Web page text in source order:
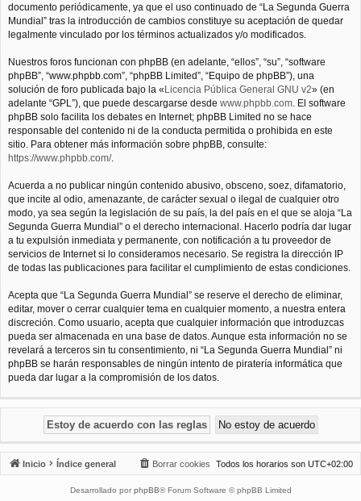
documento periódicamente, ya que el uso continuado de “La Segunda Guerra
Mundial” tras la introducción de cambios constituye su aceptación de quedar
legalmente vinculado por los términos actualizados y/o modificados.
Nuestros foros funcionan con phpBB (en adelante, “ellos”, “su”, “software
phpBB”, “www.phpbb.com”, “phpBB Limited”, “Equipo de phpBB”), una
solución de foro publicada bajo la «Licencia Pública General GNU v2» (en
adelante “GPL”), que puede descargarse desde www.phpbb.com. El software
phpBB solo facilita los debates en Internet; phpBB Limited no se hace
responsable del contenido ni de la conducta permitida o prohibida en este
sitio. Para obtener más información sobre phpBB, consulte:
https://www.phpbb.com/.
Acuerda a no publicar ningún contenido abusivo, obsceno, soez, difamatorio,
que incite al odio, amenazante, de carácter sexual o ilegal de cualquier otro
modo, ya sea según la legislación de su país, la del país en el que se aloja “La
Segunda Guerra Mundial” o el derecho internacional. Hacerlo podría dar lugar
a tu expulsión inmediata y permanente, con notificación a tu proveedor de
servicios de Internet si lo consideramos necesario. Se registra la dirección IP
de todas las publicaciones para facilitar el cumplimiento de estas condiciones.
Acepta que “La Segunda Guerra Mundial” se reserve el derecho de eliminar,
editar, mover o cerrar cualquier tema en cualquier momento, a nuestra entera
discreción. Como usuario, acepta que cualquier información que introduzcas
pueda ser almacenada en una base de datos. Aunque esta información no se
revelará a terceros sin tu consentimiento, ni “La Segunda Guerra Mundial” ni
phpBB se harán responsables de ningún intento de piratería informática que
pueda dar lugar a la compromisión de los datos.
Inicio Índice general Todos los horarios son UTC+02:00
Borrar cookies
Desarrollado por phpBB® Forum Software © phpBB Limited